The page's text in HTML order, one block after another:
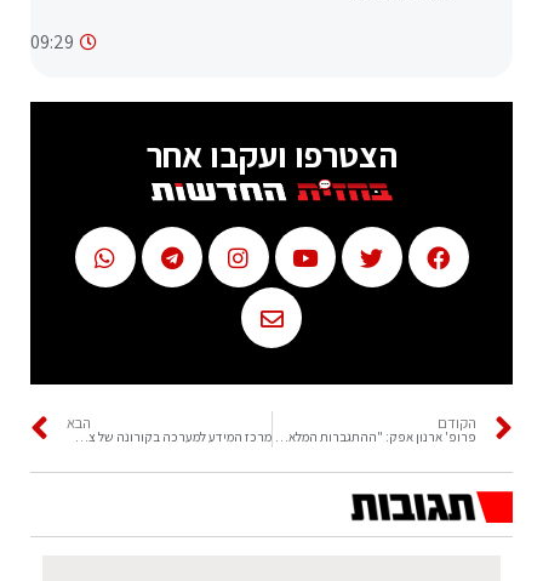
09:29
הצטרפו ועקבו אחר
הקודם הבא